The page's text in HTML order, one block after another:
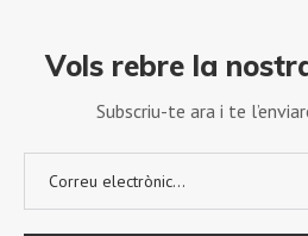
Vols rebre la
Subscriu-te ara i te